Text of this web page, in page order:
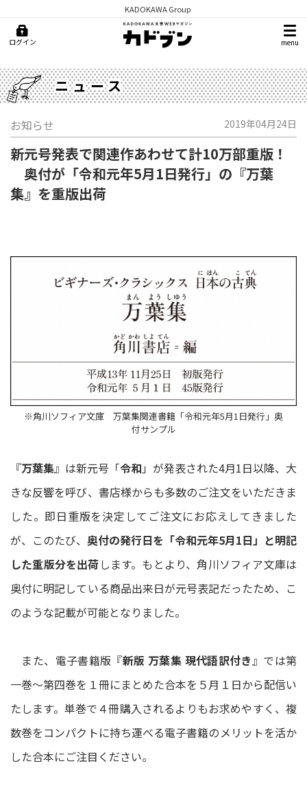
KADOKAWA Group
ログイン menu
ニュース
お知らせ 2019年04月24日
新元号発表で関連作あわせて計10万部重版！
奥付が「令和元年5月1日発行」の『万葉
集』を重版出荷
※角川ソフィア文庫 万葉集関連書籍「令和元年5月1日発行」奥
付サンプル
『万葉集』は新元号「令和 」が発表された4月1日以降、大
きな反響を呼び、書店様からも多数のご注文をいただきま
した。即日重版を決定してご注文にお応えしてきました
が、このたび、 奥付の発行日を「令和元年5月1日」と明記
した重版分を出荷します。もとより、角川ソフィア文庫は
奥付に明記している商品出来日が元号表記だったため、こ
のような記載が可能となりました。
また、電子書籍版『新版 万葉集 現代語訳付き』では第
一巻～第四巻を１冊にまとめた合本を５月１日から配信い
たします。単巻で４冊購入されるよりもお求めやすく、複
数巻をコンパクトに持ち運べる電子書籍のメリットを活か
した合本にご注目ください。